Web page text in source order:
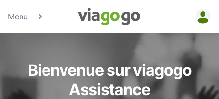
Menu
Billets -
Billet pour
concerts,
Bienvenue sur viagogo
Assistance